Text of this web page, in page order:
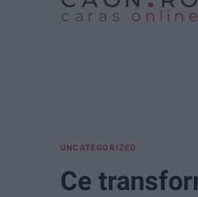
UNCATEGORIZED
Ce